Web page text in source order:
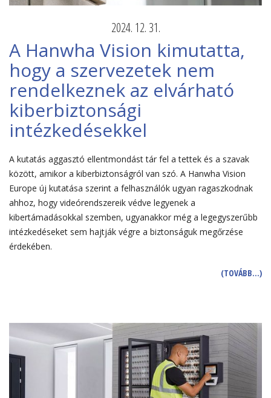
2024. 12. 31.
A Hanwha Vision kimutatta,
hogy a szervezetek nem
rendelkeznek az elvárható
kiberbiztonsági
intézkedésekkel
A kutatás aggasztó ellentmondást tár fel a tettek és a szavak
között, amikor a kiberbiztonságról van szó. A Hanwha Vision
Europe új kutatása szerint a felhasználók ugyan ragaszkodnak
ahhoz, hogy videórendszereik védve legyenek a
kibertámadásokkal szemben, ugyanakkor még a legegyszerűbb
intézkedéseket sem hajtják végre a biztonságuk megőrzése
érdekében.
(TOVÁBB…)